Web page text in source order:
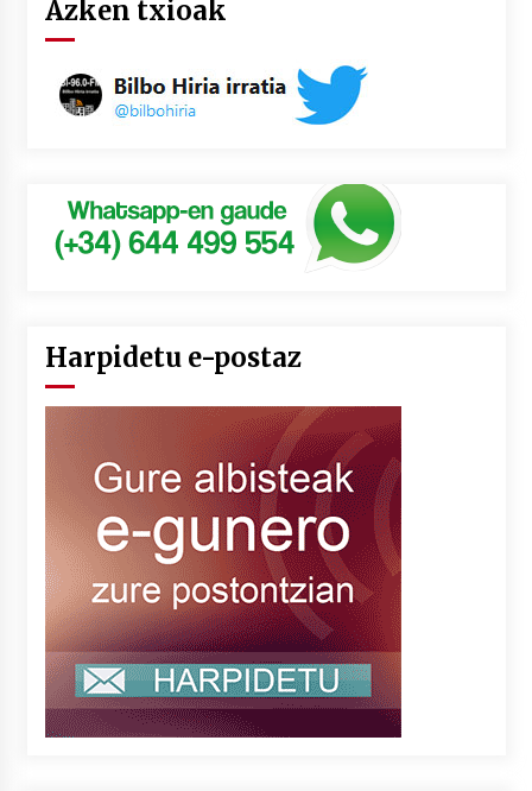
Azken txioak
Harpidetu e-postaz